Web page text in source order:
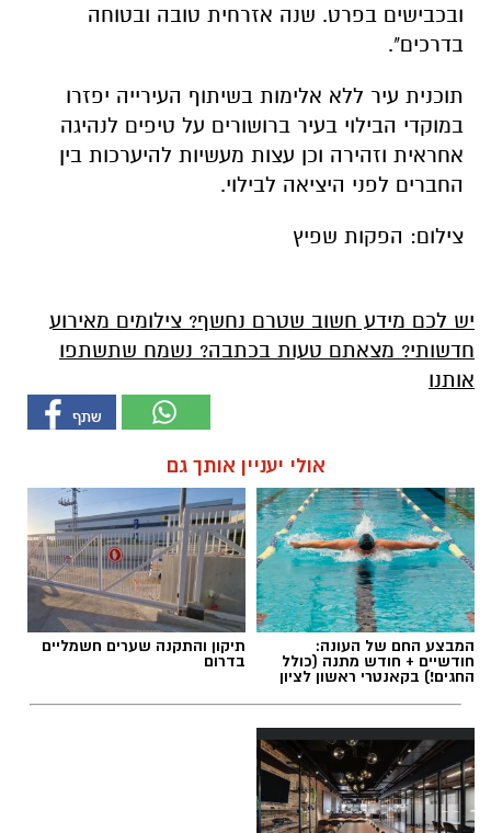
ובכבישים בפרט. שנה אזרחית טובה ובטוחה
בדרכים".
תוכנית עיר ללא אלימות בשיתוף העירייה יפזרו
במוקדי הבילוי בעיר ברושורים על טיפים לנהיגה
אחראית וזהירה וכן עצות מעשיות להיערכות בין
החברים לפני היציאה לבילוי.
צילום: הפקות שפיץ
יש לכם מידע חשוב שטרם נחשף? צילומים מאירוע
חדשותי? מצאתם טעות בכתבה? נשמח שתשתפו
אותנו
אולי יעניין אותך גם
המבצע החם של העונה:
חודשיים + חודש מתנה (כולל
החגים!) בקאנטרי ראשון לציון
תיקון והתקנה שערים חשמליים
בדרום